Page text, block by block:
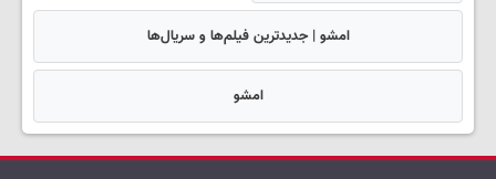
امشو | جدیدترین فیلم‌ها و سریال‌ها
امشو